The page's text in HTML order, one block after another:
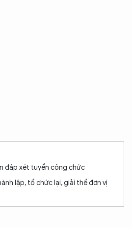
đáp xét tuyển công chức
lập, tổ chức lại, giải thể đơn vị